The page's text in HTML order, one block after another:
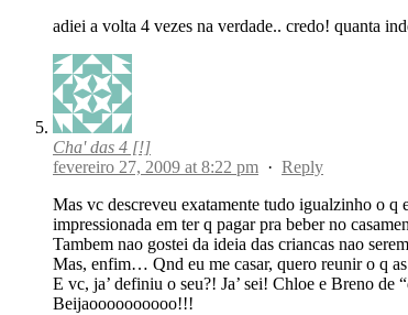
adiei a volta 4 vezes na verdade.. credo! quanta
Cha' das 4 [!]
fevereiro 27, 2009 at 8:22 pm · Reply
Mas vc descreveu exatamente tudo igualzinho o
impressionada em ter q pagar pra beber no
Tambem nao gostei da ideia das criancas nao
Mas, enfim… Qnd eu me casar, quero reunir o q
E vc, ja’ definiu o seu?! Ja’ sei! Chloe e Breno de
Beijaoooooooooo!!!